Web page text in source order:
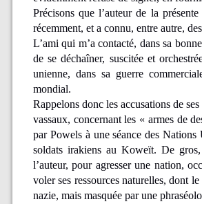
Précisons que l’auteur de la
récemment, et a connu, entre autre,
L’ami qui m’a contacté, dans sa
de se déchaîner, suscitée et
unienne, dans sa guerre
mondial.
Rappelons donc les accusations de
vassaux, concernant les « armes de
par Powels à une séance des
soldats irakiens au Koweït. De
l’auteur, pour agresser une nation,
voler ses ressources naturelles, dont
nazie, mais masquée par une